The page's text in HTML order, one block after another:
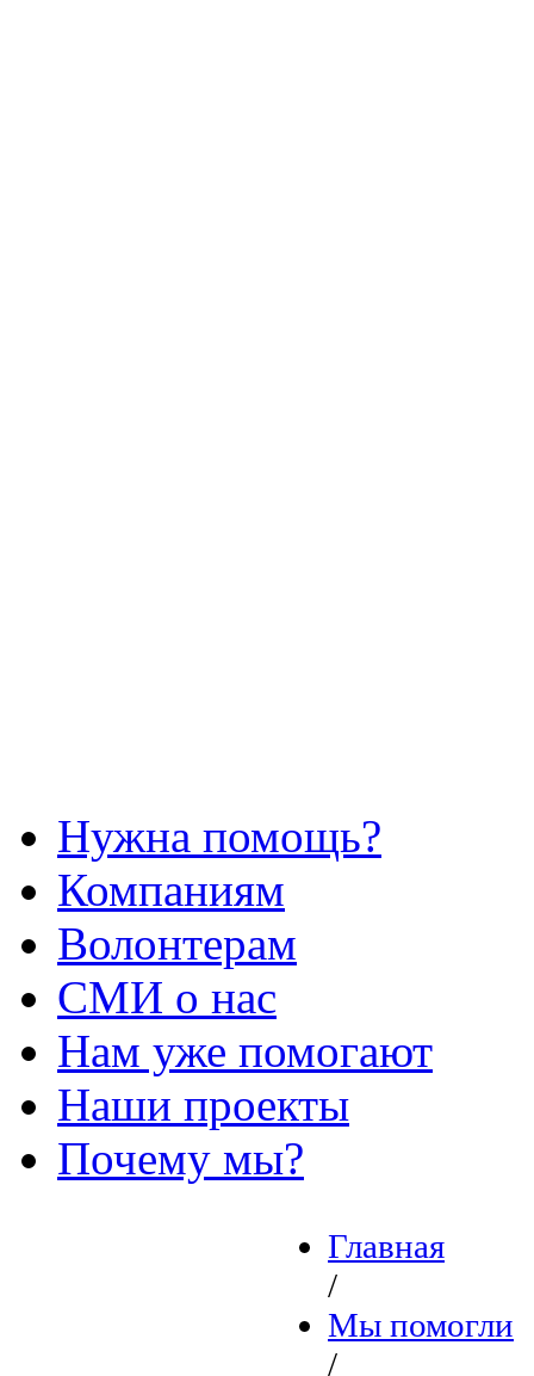
Нужна помощь?
Компаниям
Волонтерам
СМИ о нас
Нам уже помогают
Наши проекты
Почему мы?
Главная
/
Мы помогли
/